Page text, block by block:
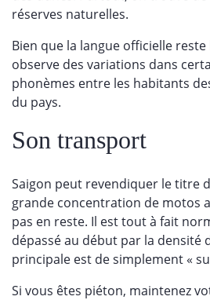
réserves naturelles.
Bien que la langue officielle
observe des variations dans
phonèmes entre les habitants
du pays.
Son transport
Saigon peut revendiquer le titre
grande concentration de motos
pas en reste. Il est tout à fait
dépassé au début par la densité
principale est de simplement «
Si vous êtes piéton, maintenez